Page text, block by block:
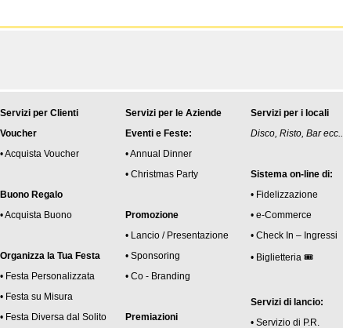
Servizi per Clienti
Voucher
• Acquista Voucher
Buono Regalo
• Acquista Buono
Organizza la Tua Festa
• Festa Personalizzata
• Festa su Misura
• Festa Diversa dal Solito
Servizi per le Aziende
Eventi e Feste:
• Annual Dinner
• Christmas Party
Promozione
• Lancio / Presentazione
• Sponsoring
• Co - Branding
Premiazioni
Servizi per i locali
Disco, Risto, Bar ecc..
Sistema on-line di:
• Fidelizzazione
• e-Commerce
• Check In – Ingressi
• Biglietteria 🎟
Servizi di lancio:
• Servizio di P.R.